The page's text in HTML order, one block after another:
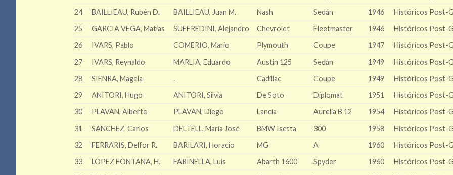
24
BAILLIEAU, Rubén D. BAILLIEAU, Juan M. Nash Sedán 1946
Históricos Post-
25
GARCIA VEGA, Matías SUFFREDINI, Alejandro Chevrolet Fleetmaster 1946
Históricos Post-
26
IVARS, Pablo COMERIO, Mario Plymouth Coupe 1947
Históricos Post-
27
IVARS, Reynaldo MARLIA, Eduardo Austin 125 Sedán 1949
Históricos Post-
28
SIENRA, Magela . Cadillac Coupe 1949
Históricos Post-
29
ANITORI, Hugo ANITORI, Silvia De Soto Diplomat 1951
Históricos Post-
30
PLAVAN, Alberto PLAVAN, Diego Lancia Aurelia B 12 1954
Históricos Post-
31
SANCHEZ, Carlos DELTELL, María José BMW Isetta 300 1958
Históricos Post-
32
FERRARIS, Delfor R. BARILARI, Horacio MG A 1960
Históricos Post-
33
LOPEZ FONTANA, H. FARINELLA, Luis Abarth 1600 Spyder 1960
Históricos Post-